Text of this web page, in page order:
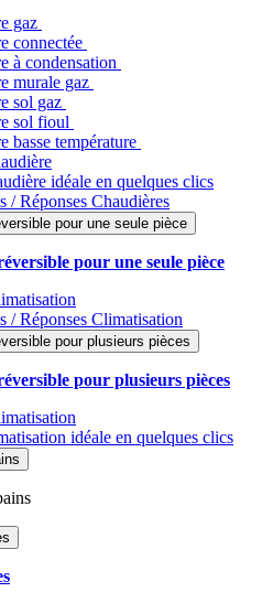
gaz
connectée
à condensation
murale gaz
sol gaz
sol fioul
basse température
idéale en quelques clics
/ Réponses Chaudières
pour une seule pièce
pour une seule pièce
/ Réponses Climatisation
pour plusieurs pièces
pour plusieurs pièces
idéale en quelques clics